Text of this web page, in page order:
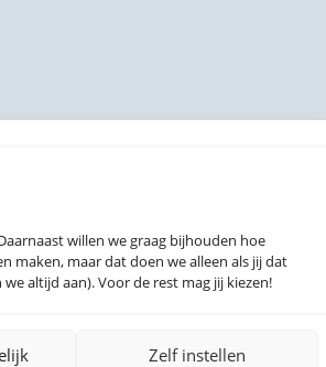
willen we graag bijhouden hoe
maken, maar dat doen we alleen als jij dat
altijd aan). Voor de rest mag jij kiezen!
Zelf instellen